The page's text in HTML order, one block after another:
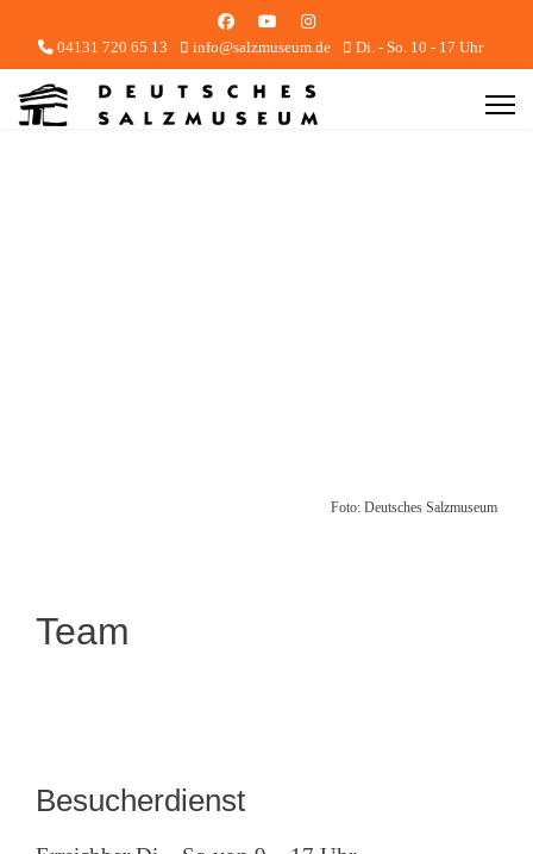
04131 720 65 13 info@salzmuseum.de Di. - So. 10 - 17 Uhr
Foto: Deutsches Salzmuseum
Team
Besucherdienst